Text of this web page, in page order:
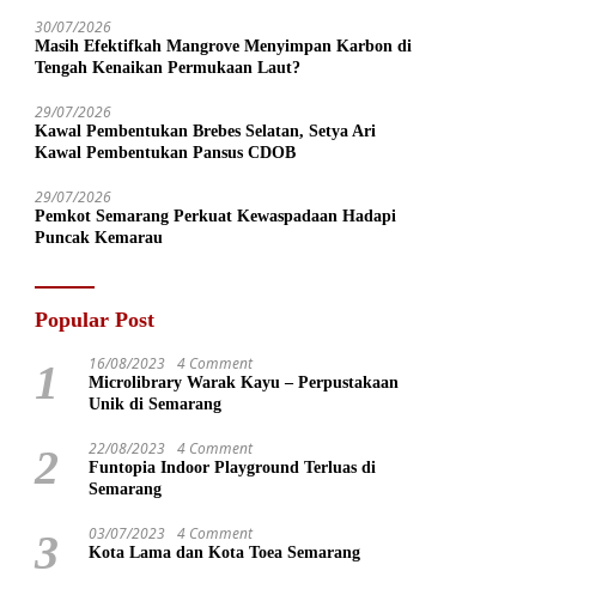
30/07/2026
Masih Efektifkah Mangrove Menyimpan Karbon di
Tengah Kenaikan Permukaan Laut?
29/07/2026
Kawal Pembentukan Brebes Selatan, Setya Ari
Kawal Pembentukan Pansus CDOB
29/07/2026
Pemkot Semarang Perkuat Kewaspadaan Hadapi
Puncak Kemarau
Popular Post
1 16/08/2023 4 Comment
Microlibrary Warak Kayu – Perpustakaan
Unik di Semarang
2 22/08/2023 4 Comment
Funtopia Indoor Playground Terluas di
Semarang
3 03/07/2023 4 Comment
Kota Lama dan Kota Toea Semarang